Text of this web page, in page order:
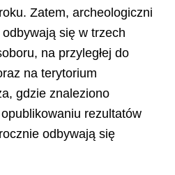
Zatem, archeologiczni
się w trzech
na przyległej do
na terytorium
gdzie znaleziono
rezultatów
odbywają się